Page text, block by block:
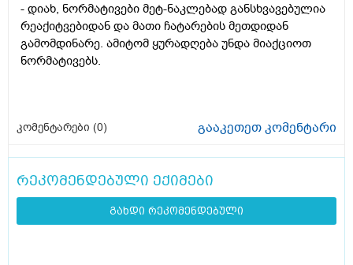
- დიახ, ნორმატივები მეტ-ნაკლებად განსხვავებულია
რეაქიტვებიდან და მათი ჩატარების მეთდიდან
გამომდინარე. ამიტომ ყურადღება უნდა მიაქციოთ
ნორმატივებს.
კომენტარები (0) გააკეთეთ კომენტარი
რეკომენდებული ექიმები
გახდი რეკომენდებული